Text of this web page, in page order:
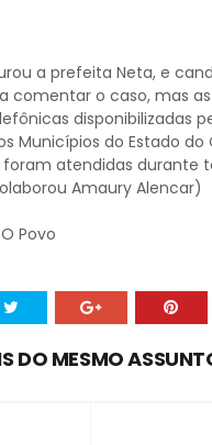
a prefeita Neta, e
comentar o caso, mas as
disponibilizadas
Municípios do Estado do
atendidas durante
Amaury Alencar)
Povo
DO MESMO